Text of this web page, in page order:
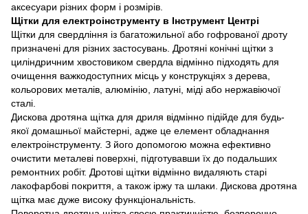
аксесуари різних форм і розмірів.
Щітки для електроінструменту в Інструмент Центрі
Щітки для свердління із багатожильної або гофрованої дроту
призначені для різних застосувань. Дротяні конічні щітки з
циліндричним хвостовиком свердла відмінно підходять для
очищення важкодоступних місць у конструкціях з дерева,
кольорових металів, алюмінію, латуні, міді або нержавіючої
сталі.
Дискова дротяна щітка для дриля відмінно підійде для будь-
якої домашньої майстерні, адже це елемент обладнання
електроінструменту. З його допомогою можна ефективно
очистити металеві поверхні, підготувавши їх до подальших
ремонтних робіт. Дротові щітки відмінно видаляють старі
лакофарбові покриття, а також іржу та шлаки. Дискова дротяна
щітка має дуже високу функціональність.